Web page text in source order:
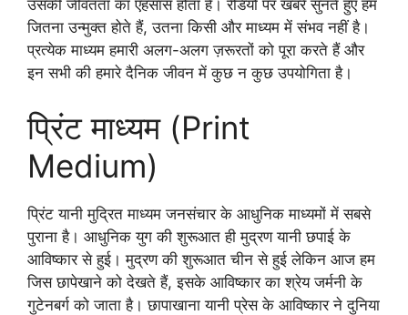
उसकी जीवंतता का एहसास होता है। रेडियो पर खबरें सुनते हुए हम
जितना उन्मुक्त होते हैं, उतना किसी और माध्यम में संभव नहीं है।
प्रत्येक माध्यम हमारी अलग-अलग ज़रूरतों को पूरा करते हैं और
इन सभी की हमारे दैनिक जीवन में कुछ न कुछ उपयोगिता है।
प्रिंट माध्यम (Print
Medium)
प्रिंट यानी मुद्रित माध्यम जनसंचार के आधुनिक माध्यमों में सबसे
पुराना है। आधुनिक युग की शुरूआत ही मुद्रण यानी छपाई के
आविष्कार से हुई। मुद्रण की शुरूआत चीन से हुई लेकिन आज हम
जिस छापेखाने को देखते हैं, इसके आविष्कार का श्रेय जर्मनी के
गुटेनबर्ग को जाता है। छापाखाना यानी प्रेस के आविष्कार ने दुनिया